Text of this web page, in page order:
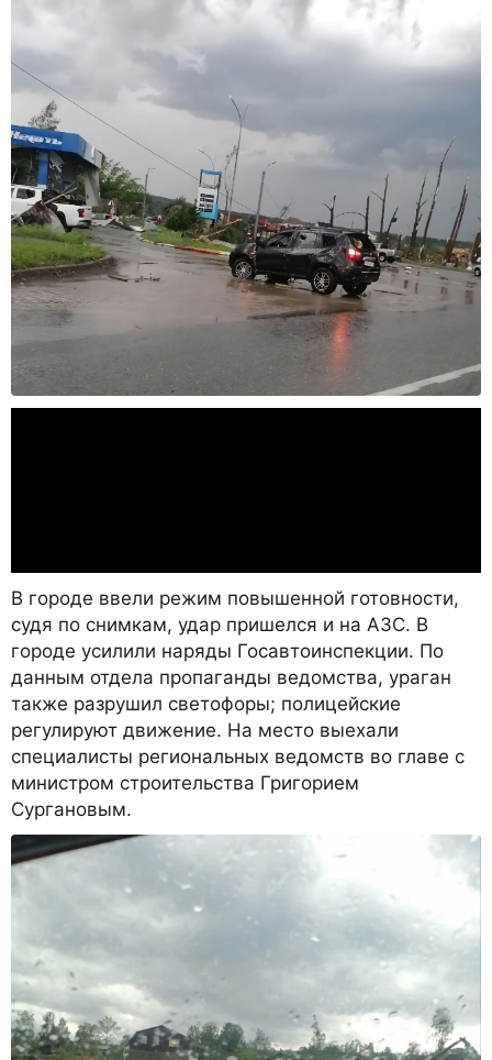
В городе ввели режим повышенной готовности,
судя по снимкам, удар пришелся и на АЗС. В
городе усилили наряды Госавтоинспекции. По
данным отдела пропаганды ведомства, ураган
также разрушил светофоры; полицейские
регулируют движение. На место выехали
специалисты региональных ведомств во главе с
министром строительства Григорием
Сургановым.